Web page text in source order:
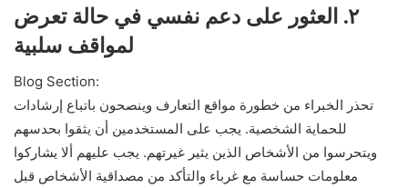
٢. العثور على دعم نفسي في حالة تعرض
لمواقف سلبية
Blog Section:
تحذر الخبراء من خطورة مواقع التعارف وينصحون باتباع إرشادات
للحماية الشخصية. يجب على المستخدمين أن يثقوا بحدسهم
ويتحرسوا من الأشخاص الذين يثير غيرتهم. يجب عليهم ألا يشاركوا
معلومات حساسة مع غرباء والتأكد من مصداقية الأشخاص قبل